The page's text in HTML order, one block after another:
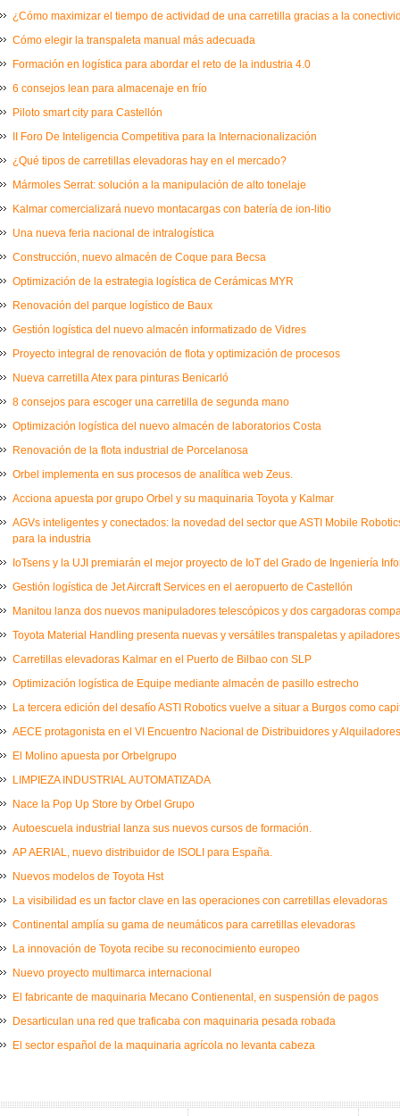
¿Cómo maximizar el tiempo de actividad de una carretilla gracias a la
Cómo elegir la transpaleta manual más adecuada
Formación en logística para abordar el reto de la industria 4.0
6 consejos lean para almacenaje en frío
Piloto smart city para Castellón
II Foro De Inteligencia Competitiva para la Internacionalización
¿Qué tipos de carretillas elevadoras hay en el mercado?
Mármoles Serrat: solución a la manipulación de alto tonelaje
Kalmar comercializará nuevo montacargas con batería de ion-litio
Una nueva feria nacional de intralogística
Construcción, nuevo almacén de Coque para Becsa
Optimización de la estrategia logística de Cerámicas MYR
Renovación del parque logístico de Baux
Gestión logística del nuevo almacén informatizado de Vidres
Proyecto integral de renovación de flota y optimización de procesos
Nueva carretilla Atex para pinturas Benicarló
8 consejos para escoger una carretilla de segunda mano
Optimización logística del nuevo almacén de laboratorios Costa
Renovación de la flota industrial de Porcelanosa
Orbel implementa en sus procesos de analítica web Zeus.
Acciona apuesta por grupo Orbel y su maquinaria Toyota y Kalmar
AGVs inteligentes y conectados: la novedad del sector que ASTI Mobile
para la industria
IoTsens y la UJI premiarán el mejor proyecto de IoT del Grado de Ingeniería
Gestión logística de Jet Aircraft Services en el aeropuerto de Castellón
Manitou lanza dos nuevos manipuladores telescópicos y dos cargadoras
Toyota Material Handling presenta nuevas y versátiles transpaletas y
Carretillas elevadoras Kalmar en el Puerto de Bilbao con SLP
Optimización logística de Equipe mediante almacén de pasillo estrecho
La tercera edición del desafío ASTI Robotics vuelve a situar a Burgos como
AECE protagonista en el VI Encuentro Nacional de Distribuidores y
El Molino apuesta por Orbelgrupo
LIMPIEZA INDUSTRIAL AUTOMATIZADA
Nace la Pop Up Store by Orbel Grupo
Autoescuela industrial lanza sus nuevos cursos de formación.
AP AERIAL, nuevo distribuidor de ISOLI para España.
Nuevos modelos de Toyota Hst
La visibilidad es un factor clave en las operaciones con carretillas elevadoras
Continental amplía su gama de neumáticos para carretillas elevadoras
La innovación de Toyota recibe su reconocimiento europeo
Nuevo proyecto multimarca internacional
El fabricante de maquinaria Mecano Contienental, en suspensión de pagos
Desarticulan una red que traficaba con maquinaria pesada robada
El sector español de la maquinaria agrícola no levanta cabeza